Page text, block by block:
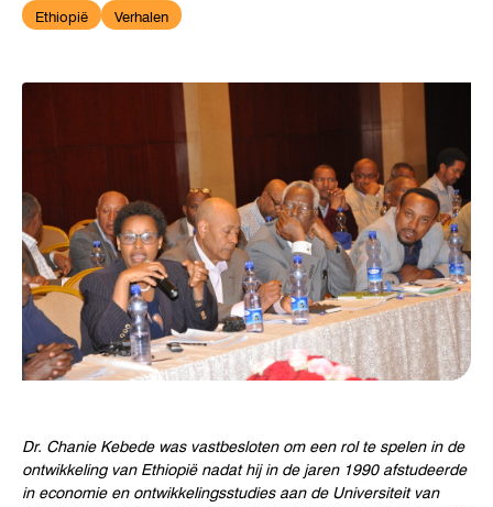
Ethiopië Verhalen
Dr. Chanie Kebede was vastbesloten om een rol te spelen in de
ontwikkeling van Ethiopië nadat hij in de jaren 1990 afstudeerde
in economie en ontwikkelingsstudies aan de Universiteit van